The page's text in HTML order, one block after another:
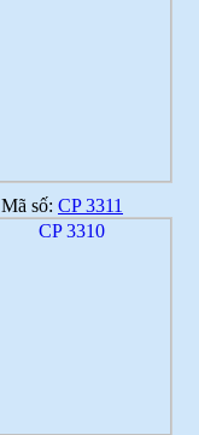
Mã số: CP 3311